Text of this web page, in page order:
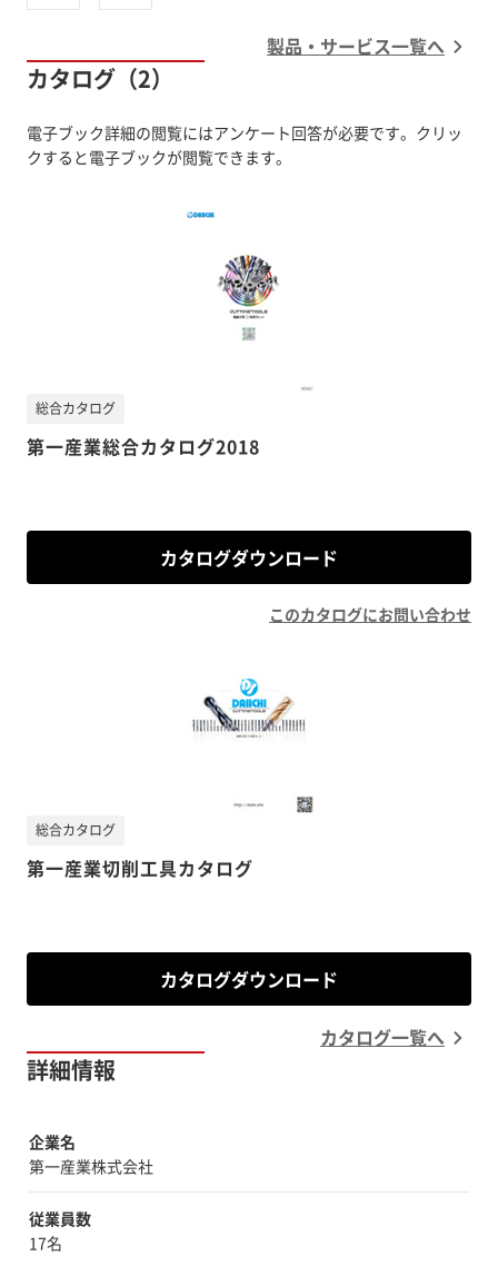
製品・サービス一覧へ
カタログ（2）
電子ブック詳細の閲覧にはアンケート回答が必要です。クリッ
クすると電子ブックが閲覧できます。
第一産業総合カタログ2018
総合カタログ
カタログダウンロード
このカタログにお問い合わせ
第一産業切削工具カタログ
総合カタログ
カタログダウンロード
カタログ一覧へ
詳細情報
企業名
第一産業株式会社
従業員数
17名